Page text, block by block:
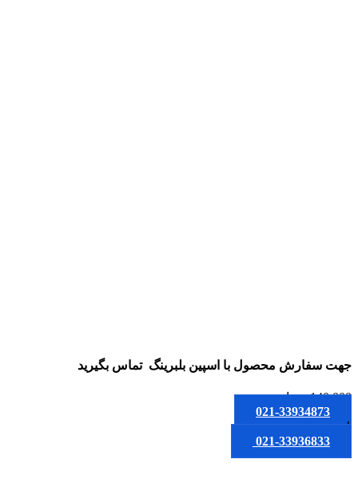
جهت سفارش محصول با اسپین بلبرینگ تماس بگیرید
140,000 تومان
021-33934873
یا
021-33936833